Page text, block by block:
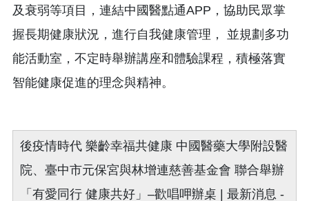
及衰弱等項目，連結中國醫點通APP，協助民眾掌
握長期健康狀況，進行自我健康管理， 並規劃多功
能活動室，不定時舉辦講座和體驗課程，積極落實
智能健康促進的理念與精神。